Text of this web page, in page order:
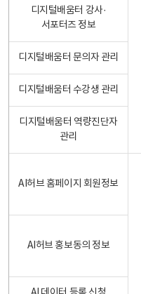
디지털배움터 강사·
서포터즈 정보
디지털배움터 문의자 관리
디지털배움터 수강생 관리
디지털배움터 역량진단자
관리
AI허브 홈페이지 회원정보
AI허브 홍보동의 정보